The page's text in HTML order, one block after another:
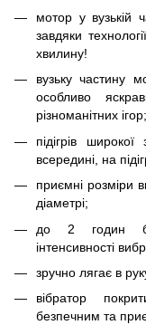
мотор у вузькій
завдяки
хвилину!
вузьку частину
особливо
різноманітних ігор;
підігрів
всередині, на
приємні розміри
діаметрі;
до 2 годин
інтенсивності
зручно лягає в
вібратор
безпечним та